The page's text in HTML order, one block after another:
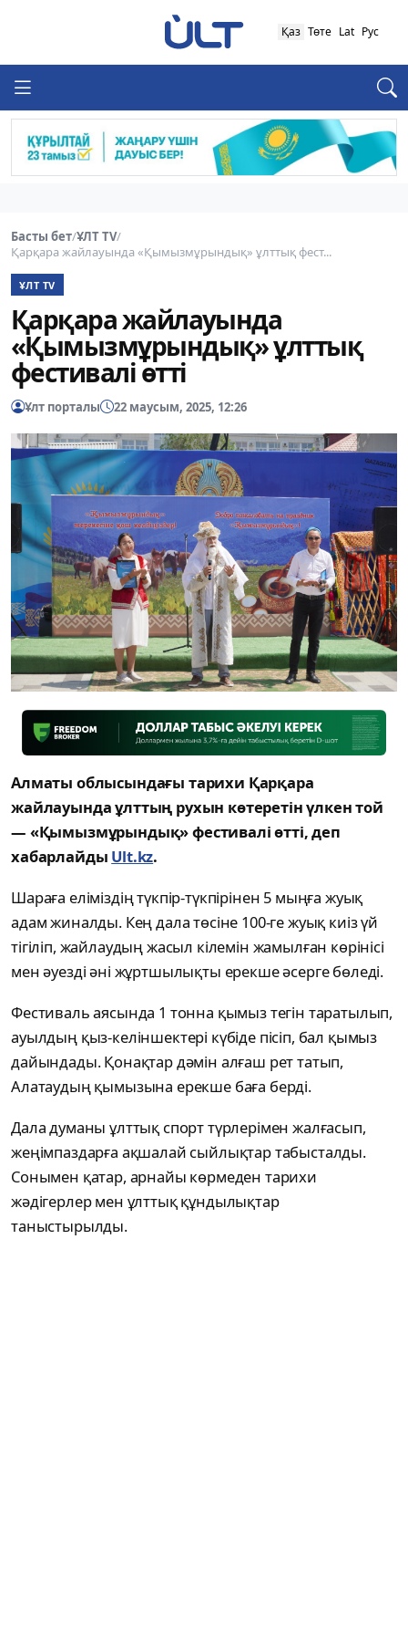
Қаз Төте Lat Рус
Басты бет/ҰЛТ TV/
Қарқара жайлауында «Қымызмұрындық» ұлттық фест...
ҰЛТ TV
Қарқара жайлауында
«Қымызмұрындық» ұлттық
фестивалі өтті
Ұлт порталы 22 маусым, 2025, 12:26
Алматы облысындағы тарихи Қарқара
жайлауында ұлттың рухын көтеретін үлкен той
— «Қымызмұрындық» фестивалі өтті, деп
хабарлайды Ult.kz.
Шараға еліміздің түкпір-түкпірінен 5 мыңға жуық
адам жиналды. Кең дала төсіне 100-ге жуық киіз үй
тігіліп, жайлаудың жасыл кілемін жамылған көрінісі
мен әуезді әні жұртшылықты ерекше әсерге бөледі.
Фестиваль аясында 1 тонна қымыз тегін таратылып,
ауылдың қыз-келіншектері күбіде пісіп, бал қымыз
дайындады. Қонақтар дәмін алғаш рет татып,
Алатаудың қымызына ерекше баға берді.
Дала думаны ұлттық спорт түрлерімен жалғасып,
жеңімпаздарға ақшалай сыйлықтар табысталды.
Сонымен қатар, арнайы көрмеден тарихи
жәдігерлер мен ұлттық құндылықтар
таныстырылды.